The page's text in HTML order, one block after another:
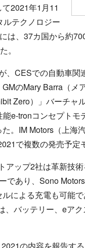
2021年1月11
ルテクノロジー
は、37カ国から約
。
、CESでの自動車
のMary Barra（
Zero）」バーチ
e-tronコンセプト
。IM Motors（上
で複数の発売予定
アップ2社は革新技
であり、Sono
による充電も可能
、バッテリー、eア